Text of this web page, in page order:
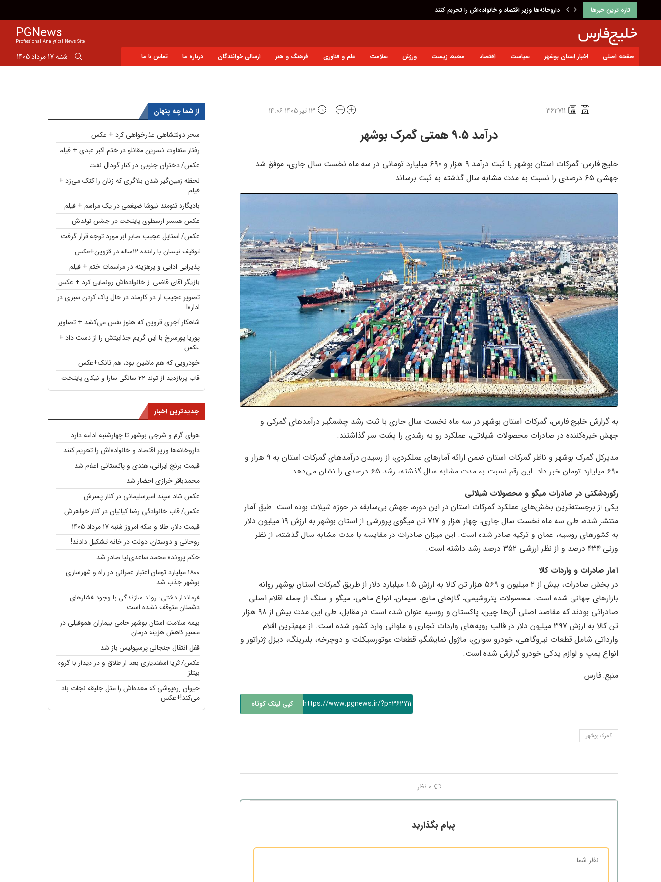
تازه ترین خبرها داروخانه‌ها وزیر اقتصاد و خانواده‌اش را تحریم کنند
PGNews
Professional Analytical News Site
صفحه اصلی اخبار استان بوشهر سیاست اقتصاد محیط زیست ورزش سلامت علم و فناوری فرهنگ و هنر ارسالی خوانندگان درباره ما تماس با ما شنبه 17 مرداد 1405
362711 ۱۳ تیر ۱۴۰۵ ۱۴:۰۶
درآمد 9.5 همتی گمرک بوشهر
خلیج فارس: گمرکات استان بوشهر با ثبت درآمد ۹ هزار و ۶۹۰ میلیارد تومانی در سه ماه نخست سال جاری، موفق شد
جهشی ۶۵ درصدی را نسبت به مدت مشابه سال گذشته به ثبت برساند.
به گزارش خلیج فارس، گمرکات استان بوشهر در سه ماه نخست سال جاری با ثبت رشد چشمگیر درآمدهای گمرکی و
جهش خیره‌کننده در صادرات محصولات شیلاتی، عملکرد رو به رشدی را پشت سر گذاشتند.
مدیرکل گمرک بوشهر و ناظر گمرکات استان ضمن ارائه آمارهای عملکردی، از رسیدن درآمدهای گمرکات استان به ۹ هزار و
۶۹۰ میلیارد تومان خبر داد. این رقم نسبت به مدت مشابه سال گذشته، رشد ۶۵ درصدی را نشان می‌دهد.
رکوردشکنی در صادرات میگو و محصولات شیلاتی
یکی از برجسته‌ترین بخش‌های عملکرد گمرکات استان در این دوره، جهش بی‌سابقه در حوزه شیلات بوده است. طبق آمار
منتشر شده، طی سه ماه نخست سال جاری، چهار هزار و ۷۱۷ تن میگوی پرورشی از استان بوشهر به ارزش ۱۹ میلیون دلار
به کشورهای روسیه، عمان و ترکیه صادر شده است. این میزان صادرات در مقایسه با مدت مشابه سال گذشته، از نظر
وزنی ۴۳۴ درصد و از نظر ارزشی ۳۵۲ درصد رشد داشته است.
آمار صادرات و واردات کالا
در بخش صادرات، بیش از ۲ میلیون و ۵۶۹ هزار تن کالا به ارزش ۱.۵ میلیارد دلار از طریق گمرکات استان بوشهر روانه
بازارهای جهانی شده است. محصولات پتروشیمی، گازهای مایع، سیمان، انواع ماهی، میگو و سنگ از جمله اقلام اصلی
صادراتی بودند که مقاصد اصلی آن‌ها چین، پاکستان و روسیه عنوان شده است.در مقابل، طی این مدت بیش از ۹۸ هزار
تن کالا به ارزش ۳۹۷ میلیون دلار در قالب رویه‌های واردات تجاری و ملوانی وارد کشور شده است. از مهم‌ترین اقلام
وارداتی شامل قطعات نیروگاهی، خودرو سواری، ماژول نمایشگر، قطعات موتورسیکلت و دوچرخه، بلبرینگ، دیزل ژنراتور و
انواع پمپ و لوازم یدکی خودرو گزارش شده است.
منبع: فارس
https://www.pgnews.ir/?p=362711 کپی لینک کوتاه
گمرک بوشهر
0 نظر
پیام بگذارید
از شما چه پنهان
سحر دولتشاهی عذرخواهی کرد + عکس
رفتار متفاوت نسرین مقانلو در ختم اکبر عبدی + فیلم
عکس/ دختران جنوبی در کنار گودال نفت
لحظه زمین‌گیر شدن بلاگری که زنان را کتک می‌زد +
فیلم
بادیگارد تنومند نیوشا ضیغمی در یک مراسم + فیلم
عکس همسر ارسطوی پایتخت در جشن تولدش
عکس/ استایل عجیب صابر ابر مورد توجه قرار گرفت
توقیف نیسان با راننده ۱۲ساله در قزوین+عکس
پذیرایی ادایی و پرهزینه در مراسمات ختم + فیلم
بازیگر آقای قاضی از خانواده‌اش رونمایی کرد + عکس
تصویر عجیب از دو کارمند در حال پاک کردن سبزی در
اداره!
شاهکار آجری قزوین که هنوز نفس می‌کشد + تصاویر
پوریا پورسرخ با این گریم جذابیتش را از دست داد +
عکس
خودرویی که هم ماشین بود، هم تانک+عکس
قاب پربازدید از تولد ۲۲ سالگی سارا و نیکای پایتخت
جدیدترین اخبار
هوای گرم و شرجی بوشهر تا چهارشنبه ادامه دارد
داروخانه‌ها وزیر اقتصاد و خانواده‌اش را تحریم کنند
قیمت برنج ایرانی، هندی و پاکستانی اعلام شد
محمدباقر خرازی احضار شد
عکس شاد سپند امیرسلیمانی در کنار پسرش
عکس/ قاب خانوادگی رضا کیانیان در کنار خواهرش
قیمت دلار، طلا و سکه امروز شنبه ۱۷ مرداد ۱۴۰۵
روحانی و دوستان، دولت در خانه تشکیل دادند!
حکم پرونده محمد ساعدی‌نیا صادر شد
۱۸۰۰ میلیارد تومان اعتبار عمرانی در راه و شهرسازی
بوشهر جذب شد
فرماندار دشتی: روند سازندگی با وجود فشارهای
دشمنان متوقف نشده است
بیمه سلامت استان بوشهر حامی بیماران هموفیلی در
مسیر کاهش هزینه‌ درمان
قفل انتقال جنجالی پرسپولیس باز شد
عکس/ ثریا اسفندیاری بعد از طلاق و در دیدار با گروه
بیتلز
حیوان زره‌پوشی که معده‌اش را مثل جلیقه نجات باد
می‌کند!+عکس